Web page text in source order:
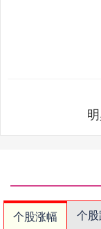
个股涨幅 个